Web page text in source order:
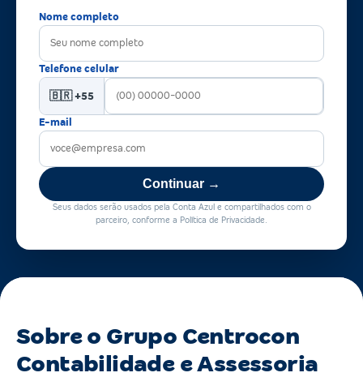
Nome completo
Telefone celular
🇧🇷 +55
E-mail
Continuar →
Seus dados serão usados pela Conta Azul e compartilhados com o
parceiro, conforme a Política de Privacidade.
Sobre o Grupo Centrocon
Contabilidade e Assessoria